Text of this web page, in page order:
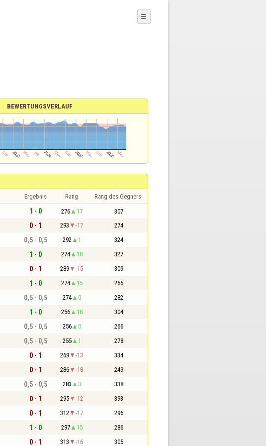
☰
BEWERTUNGSVERLAUF
Ergebnis Rang Rang des Gegners
1 - 0 276 17 307
0 - 1 293 -17 274
0,5 - 0,5 292 1 324
1 - 0 274 18 327
0 - 1 289 -15 309
1 - 0 274 15 255
0,5 - 0,5 274 0 282
1 - 0 256 18 304
0,5 - 0,5 256 0 266
0,5 - 0,5 255 1 278
0 - 1 268 -13 334
0 - 1 286 -18 249
0,5 - 0,5 283 3 338
0 - 1 295 -12 393
0 - 1 312 -17 296
1 - 0 297 15 286
0 - 1 313 -16 305